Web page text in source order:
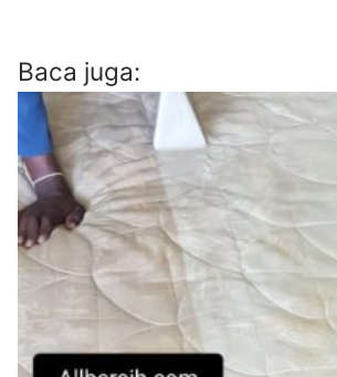
Baca juga: